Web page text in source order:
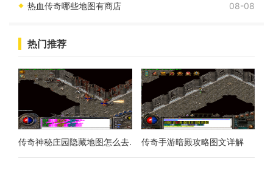
热血传奇哪些地图有商店 08-08
热门推荐
传奇神秘庄园隐藏地图怎么去. 传奇手游暗殿攻略图文详解